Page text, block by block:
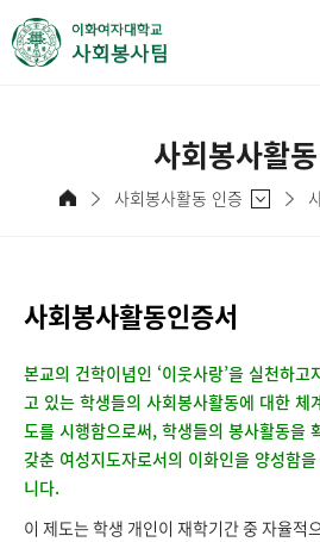
사회봉사활
사회봉사활동 인증
사회봉사활동인증서
본교의 건학이념인 ‘이웃사랑’을 실천하
고 있는 학생들의 사회봉사활동에 대한 체
도를 시행함으로써, 학생들의 봉사활동을
갖춘 여성지도자로서의 이화인을 양성함
니다.
이 제도는 학생 개인이 재학기간 중 자율적